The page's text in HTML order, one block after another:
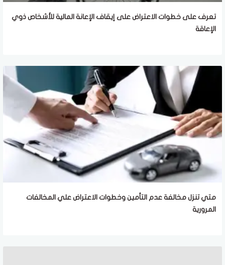
تعرف على خطوات الاعتراض على إيقاف الإعانة المالية للأشخاص ذوي
الإعاقة
متي تنزل مخالفة عدم التأمين وخطوات الاعتراض علي المخالفات
المرورية